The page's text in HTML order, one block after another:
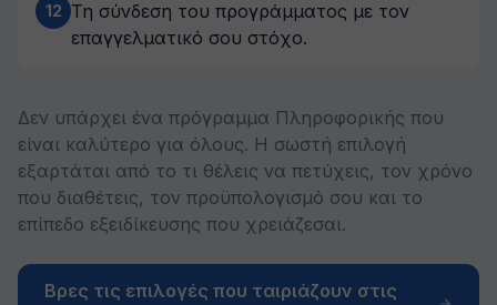
12 Τη σύνδεση του προγράμματος με τον
επαγγελματικό σου στόχο.
Δεν υπάρχει ένα πρόγραμμα Πληροφορικής που
είναι καλύτερο για όλους. Η σωστή επιλογή
εξαρτάται από το τι θέλεις να πετύχεις, τον χρόνο
που διαθέτεις, τον προϋπολογισμό σου και το
επίπεδο εξειδίκευσης που χρειάζεσαι.
Βρες τις επιλογές που ταιριάζουν στις